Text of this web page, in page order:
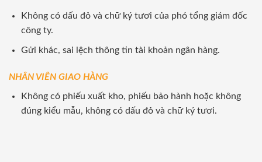
Không có dấu đỏ và chữ ký tươi của phó tổng giám đốc
công ty.
Gửi khác, sai lệch thông tin tài khoản ngân hàng.
NHÂN VIÊN GIAO HÀNG
Không có phiếu xuất kho, phiếu bảo hành hoặc không
đúng kiểu mẫu, không có dấu đỏ và chữ ký tươi.